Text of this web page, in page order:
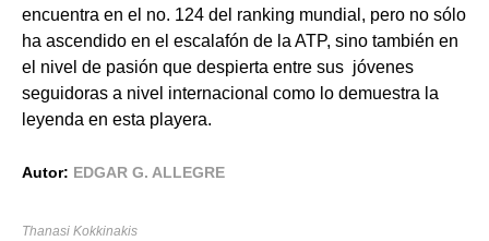
encuentra en el no. 124 del ranking mundial, pero no sólo
ha ascendido en el escalafón de la ATP, sino también en
el nivel de pasión que despierta entre sus jóvenes
seguidoras a nivel internacional como lo demuestra la
leyenda en esta playera.
Autor: EDGAR G. ALLEGRE
Thanasi Kokkinakis